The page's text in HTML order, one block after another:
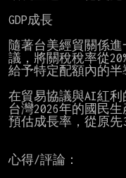
GDP成長
隨著台美經貿關係
議，將關稅稅率從
給予特定配額內的半
在貿易協議與AI紅
台灣2026年的國民生
預估成長率，從原先
心得/評論：